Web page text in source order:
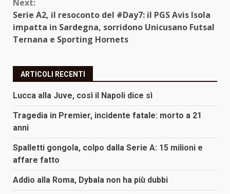
Next:
Serie A2, il resoconto del #Day7: il PGS Avis Isola
impatta in Sardegna, sorridono Unicusano Futsal
Ternana e Sporting Hornets
ARTICOLI RECENTI
Lucca alla Juve, così il Napoli dice sì
Tragedia in Premier, incidente fatale: morto a 21
anni
Spalletti gongola, colpo dalla Serie A: 15 milioni e
affare fatto
Addio alla Roma, Dybala non ha più dubbi